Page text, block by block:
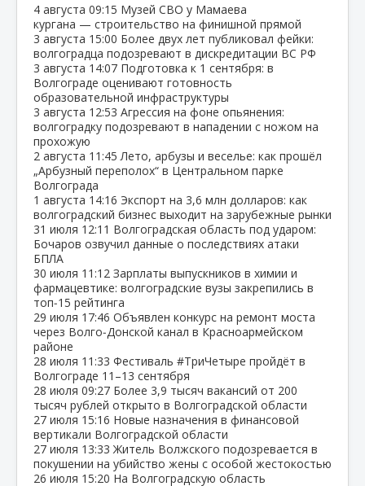
4 августа 09:15 Музей СВО у Мамаева
кургана — строительство на финишной прямой
3 августа 15:00 Более двух лет публиковал фейки:
волгоградца подозревают в дискредитации ВС РФ
3 августа 14:07 Подготовка к 1 сентября: в
Волгограде оценивают готовность
образовательной инфраструктуры
3 августа 12:53 Агрессия на фоне опьянения:
волгоградку подозревают в нападении с ножом на
прохожую
2 августа 11:45 Лето, арбузы и веселье: как прошёл
„Арбузный переполох“ в Центральном парке
Волгограда
1 августа 14:16 Экспорт на 3,6 млн долларов: как
волгоградский бизнес выходит на зарубежные рынки
31 июля 12:11 Волгоградская область под ударом:
Бочаров озвучил данные о последствиях атаки
БПЛА
30 июля 11:12 Зарплаты выпускников в химии и
фармацевтике: волгоградские вузы закрепились в
топ‑15 рейтинга
29 июля 17:46 Объявлен конкурс на ремонт моста
через Волго‑Донской канал в Красноармейском
районе
28 июля 11:33 Фестиваль #ТриЧетыре пройдёт в
Волгограде 11–13 сентября
28 июля 09:27 Более 3,9 тысяч вакансий от 200
тысяч рублей открыто в Волгоградской области
27 июля 15:16 Новые назначения в финансовой
вертикали Волгоградской области
27 июля 13:33 Житель Волжского подозревается в
покушении на убийство жены с особой жестокостью
26 июля 15:20 На Волгоградскую область